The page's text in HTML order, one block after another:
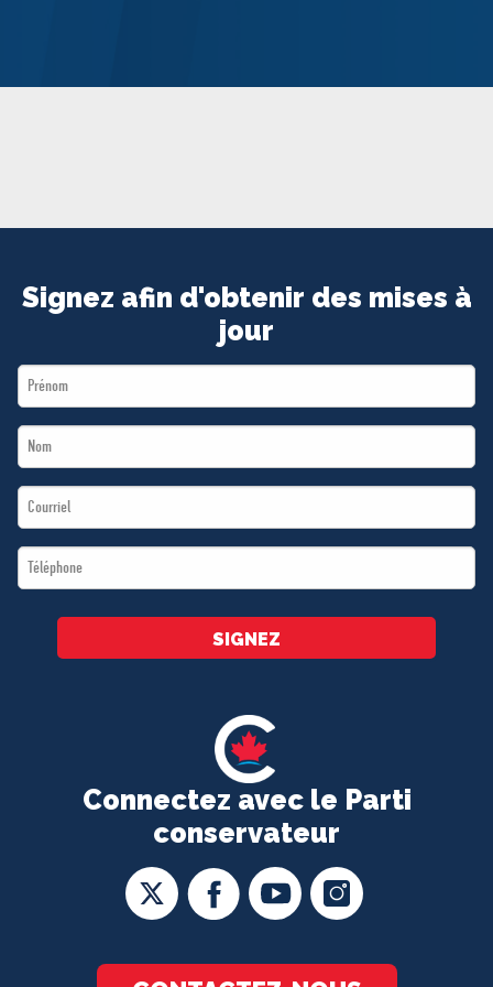
ADHÉREZ
Connectez avec le Parti
conservateur
Signez afin d'obtenir des mises à
jour
First
Name
Last
Name
Email
*
Téléphone
*
SIGNEZ